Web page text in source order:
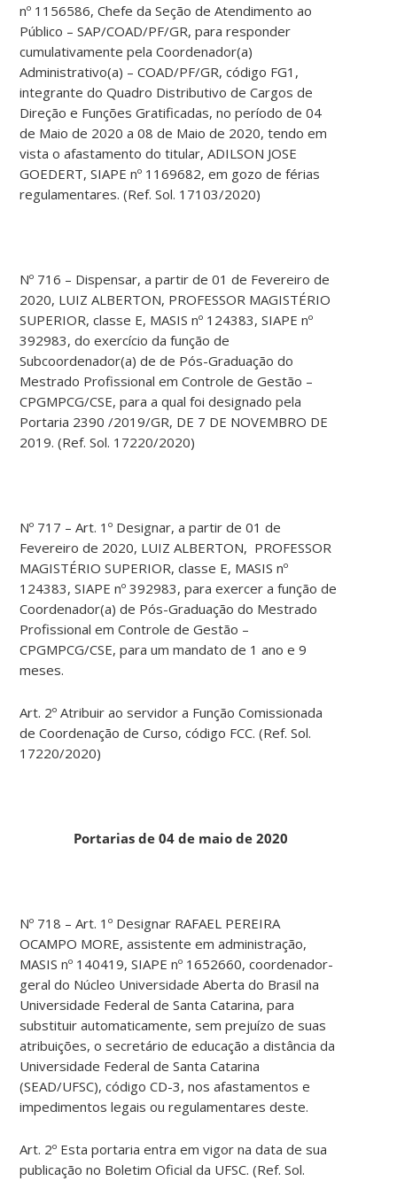
nº 1156586, Chefe da Seção de Atendimento ao
Público – SAP/COAD/PF/GR, para responder
cumulativamente pela Coordenador(a)
Administrativo(a) – COAD/PF/GR, código FG1,
integrante do Quadro Distributivo de Cargos de
Direção e Funções Gratificadas, no período de 04
de Maio de 2020 a 08 de Maio de 2020, tendo em
vista o afastamento do titular, ADILSON JOSE
GOEDERT, SIAPE nº 1169682, em gozo de férias
regulamentares. (Ref. Sol. 17103/2020)
Nº 716 – Dispensar, a partir de 01 de Fevereiro de
2020, LUIZ ALBERTON, PROFESSOR MAGISTÉRIO
SUPERIOR, classe E, MASIS nº 124383, SIAPE nº
392983, do exercício da função de
Subcoordenador(a) de de Pós-Graduação do
Mestrado Profissional em Controle de Gestão –
CPGMPCG/CSE, para a qual foi designado pela
Portaria 2390 /2019/GR, DE 7 DE NOVEMBRO DE
2019. (Ref. Sol. 17220/2020)
Nº 717 – Art. 1º Designar, a partir de 01 de
Fevereiro de 2020, LUIZ ALBERTON, PROFESSOR
MAGISTÉRIO SUPERIOR, classe E, MASIS nº
124383, SIAPE nº 392983, para exercer a função de
Coordenador(a) de Pós-Graduação do Mestrado
Profissional em Controle de Gestão –
CPGMPCG/CSE, para um mandato de 1 ano e 9
meses.
Art. 2º Atribuir ao servidor a Função Comissionada
de Coordenação de Curso, código FCC. (Ref. Sol.
17220/2020)
Portarias de 04 de maio de 2020
Nº 718 – Art. 1º Designar RAFAEL PEREIRA
OCAMPO MORE, assistente em administração,
MASIS nº 140419, SIAPE nº 1652660, coordenador-
geral do Núcleo Universidade Aberta do Brasil na
Universidade Federal de Santa Catarina, para
substituir automaticamente, sem prejuízo de suas
atribuições, o secretário de educação a distância da
Universidade Federal de Santa Catarina
(SEAD/UFSC), código CD-3, nos afastamentos e
impedimentos legais ou regulamentares deste.
Art. 2º Esta portaria entra em vigor na data de sua
publicação no Boletim Oficial da UFSC. (Ref. Sol.